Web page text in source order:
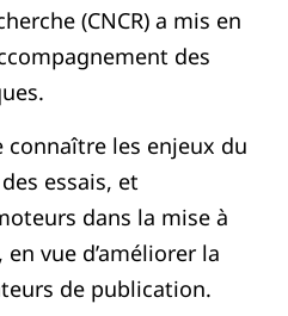
(CNCR) a mis en
des
connaître les enjeux du
essais, et
dans la mise à
vue d’améliorer la
de publication.